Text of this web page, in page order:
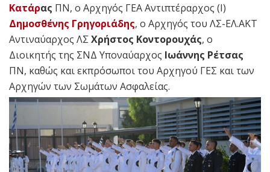
Κατάρας ΠΝ, ο Αρχηγός ΓΕΑ Αντιπτέραρχος (Ι)
Δημοσθένης Γρηγοριάδης, ο Αρχηγός του ΛΣ-ΕΛ.ΑΚΤ
Αντιναύαρχος ΛΣ Χρήστος Κοντορουχάς, ο
Διοικητής της ΣΝΔ Υποναύαρχος Ιωάννης Ρέτσας
ΠΝ, καθώς και εκπρόσωποι του Αρχηγού ΓΕΣ και των
Αρχηγών των Σωμάτων Ασφαλείας.